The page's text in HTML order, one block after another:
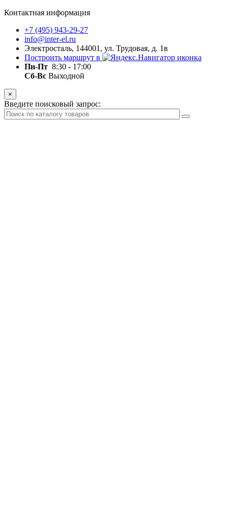
Контактная информация
+7 (495) 943-29-27
info@inter-el.ru
Электросталь, 144001, ул. Трудовая, д. 1в
Построить маршрут в
Пн-Пт 8:30 - 17:00
Сб-Вс Выходной
×
Введите поисковый запрос: